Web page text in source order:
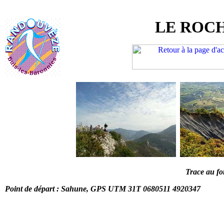
LE
Trace au
Point de départ : Sahune, GPS UTM 31T 0680511 4920347